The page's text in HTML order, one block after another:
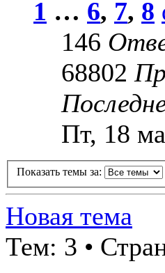
1 … 6, 7, 8
146
68802
Пт, 18
Показать темы за:
Новая тема
Тем: 3 •